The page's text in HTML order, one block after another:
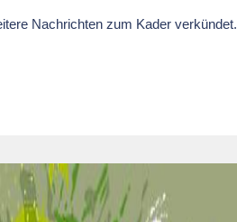
Nachrichten zum Kader verkündet.